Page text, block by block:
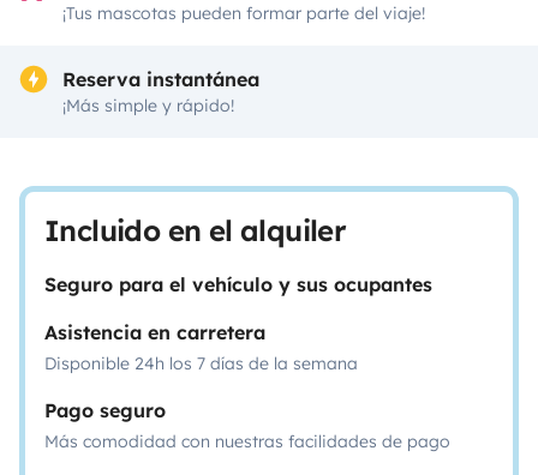
¡Tus mascotas pueden formar parte del viaje!
Reserva instantánea
¡Más simple y rápido!
Incluido en el alquiler
Seguro para el vehículo y sus ocupantes
Asistencia en carretera
Disponible 24h los 7 días de la semana
Pago seguro
Más comodidad con nuestras facilidades de pago